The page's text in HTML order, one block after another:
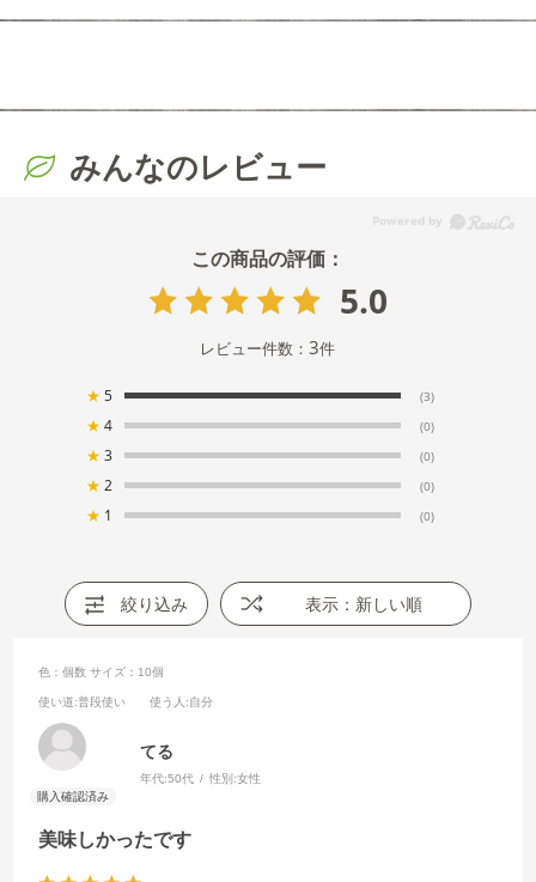
みんなのレビュー
5.0
レビュー件数：3件
★ 5 (3)
★ 4 (0)
★ 3 (0)
★ 2 (0)
★ 1 (0)
絞り込み 表示：新しい順
美味しかったです
色：個数 サイズ：10個
使い道:普段使い 使う人 :自分
てる
年代:50代 性別:女性